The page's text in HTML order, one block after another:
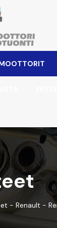
- Renault -